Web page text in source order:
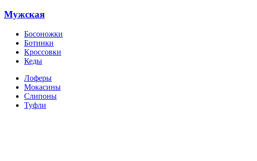
Мужская
Босоножки
Ботинки
Кроссовки
Кеды
Лоферы
Мокасины
Слипоны
Туфли